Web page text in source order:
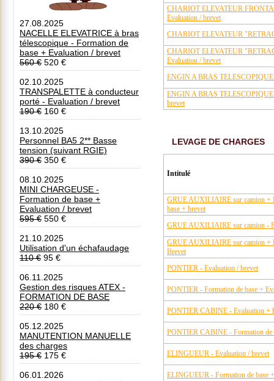
27.08.2025
NACELLE ELEVATRICE à bras
télescopique - Formation de
base + Evaluation / brevet
560 € 520 €
02.10.2025
TRANSPALETTE à conducteur
porté - Evaluation / brevet
190 € 160 €
13.10.2025
Personnel BA5 2** Basse
tension (suivant RGIE)
390 € 350 €
08.10.2025
MINI CHARGEUSE -
Formation de base +
Evaluation / brevet
595 € 550 €
21.10.2025
Utilisation d'un échafaudage
110 € 95 €
06.11.2025
Gestion des risques ATEX -
FORMATION DE BASE
220 € 180 €
05.12.2025
MANUTENTION MANUELLE
des charges
195 € 175 €
06.01.2026
CHARIOT ELEVATEUR
Evaluation / brevet
CHARIOT ELEVATEUR
CHARIOT ELEVATEUR
Evaluation / brevet
ENGIN A BRAS TELESCOPIQUE
ENGIN A BRAS TELESCOPIQUE
brevet
LEVAGE DE CHARGES
Intitulé
GRUE AUXILIAIRE sur camion +
base + brevet
GRUE AUXILIAIRE sur camion -
GRUE AUXILIAIRE sur camion +
Brevet
PONTIER - Evaluation / brevet
PONTIER - Formation de base +
PONTIER CABINE - Evaluation +
PONTIER CABINE - Formation de
ELINGUEUR - Evaluation / brevet
ELINGUEUR - Formation de base